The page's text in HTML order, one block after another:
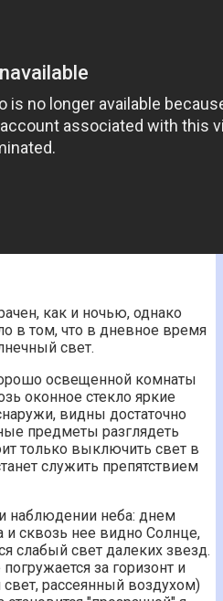
как и ночью, однако
в том, что в дневное время
свет.
освещенной комнаты
оконное стекло яркие
видны достаточно
предметы разглядеть
только выключить свет в
служить препятствием
наблюдении неба: днем
сквозь нее видно Солнце,
слабый свет далеких звезд.
за горизонт и
рассеянный воздухом)